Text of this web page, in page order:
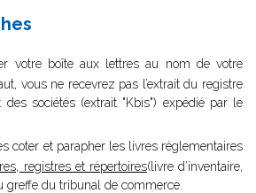
votre boîte aux lettres au nom de votre
vous ne recevrez pas l’extrait du registre
sociétés (extrait "Kbis") expédié par le
coter et parapher les livres réglementaires
registres et répertoires(livre d’inventaire,
greffe du tribunal de commerce.